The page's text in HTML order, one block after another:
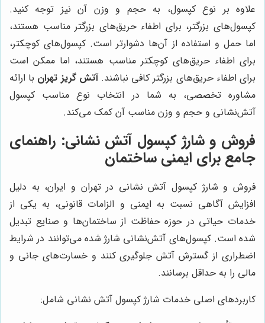
علاوه بر نوع کپسول، به حجم و وزن آن نیز توجه کنید.
کپسول‌های بزرگتر، برای اطفاء حریق‌های بزرگتر مناسب هستند،
اما حمل و استفاده از آن‌ها دشوارتر است. کپسول‌های کوچکتر،
برای اطفاء حریق‌های کوچکتر مناسب هستند، اما ممکن است
برای اطفاء حریق‌های بزرگتر کافی نباشند.آتش گریز تهران با ارائه
مشاوره تخصصی، به شما در انتخاب نوع مناسب کپسول
آتش‌نشانی و حجم و وزن مناسب آن کمک می‌کند.
فروش و شارژ کپسول آتش نشانی: راهنمای
جامع برای ایمنی ساختمان
فروش و شارژ کپسول آتش نشانی در تهران و ایران، به دلیل
افزایش آگاهی نسبت به ایمنی و الزامات قانونی، به یکی از
خدمات حیاتی در حوزه حفاظت از ساختمان‌ها و صنایع تبدیل
شده است. کپسول‌های آتش‌نشانی شارژ شده می‌توانند در شرایط
اضطراری از گسترش آتش جلوگیری کنند و خسارت‌های جانی و
مالی را به حداقل برسانند.
کاربردهای اصلی خدمات شارژ کپسول آتش نشانی شامل: